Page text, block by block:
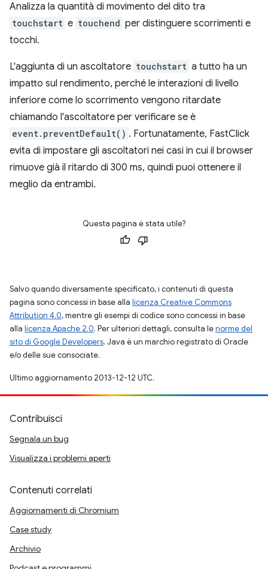
Analizza la quantità di movimento del dito tra
touchstart e touchend per distinguere scorrimenti e
tocchi.
L'aggiunta di un ascoltatore touchstart a tutto ha un
impatto sul rendimento, perché le interazioni di livello
inferiore come lo scorrimento vengono ritardate
chiamando l'ascoltatore per verificare se è
event.preventDefault() . Fortunatamente, FastClick
evita di impostare gli ascoltatori nei casi in cui il browser
rimuove già il ritardo di 300 ms, quindi puoi ottenere il
meglio da entrambi.
Questa pagina è stata utile?
Salvo quando diversamente specificato, i contenuti di questa
pagina sono concessi in base alla licenza Creative Commons
Attribution 4.0, mentre gli esempi di codice sono concessi in base
alla licenza Apache 2.0. Per ulteriori dettagli, consulta lenorme del
sito di Google Developers. Java è un marchio registrato di Oracle
e/o delle sue consociate.
Ultimo aggiornamento 2013-12-12 UTC.
Contribuisci
Segnala un bug
Visualizza i problemi aperti
Contenuti correlati
Aggiornamenti di Chromium
Case study
Archivio